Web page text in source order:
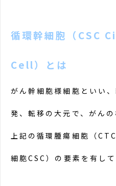
循環幹細胞（CSC
Cell）とは
がん幹細胞様細胞といい
発、転移の大元で、がん
上記の循環腫瘍細胞（
細胞CSC）の要素を有して